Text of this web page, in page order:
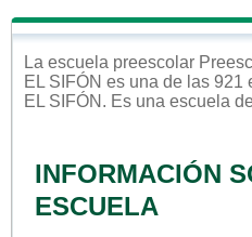
La escuela preescolar
EL SIFÓN es una de las 921
EL SIFÓN . Es una escuela
INFORMACIÓN
ESCUELA